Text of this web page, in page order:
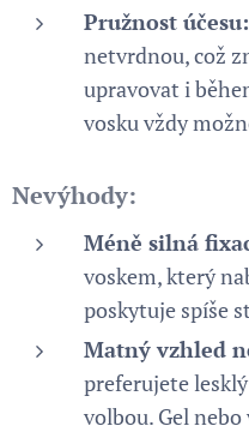
Pružnost účesu:
netvrdnou, což
upravovat i
vosku vždy
Nevýhody:
Méně silná
voskem, který
poskytuje spíše
Matný vzhled
preferujete
volbou. Gel